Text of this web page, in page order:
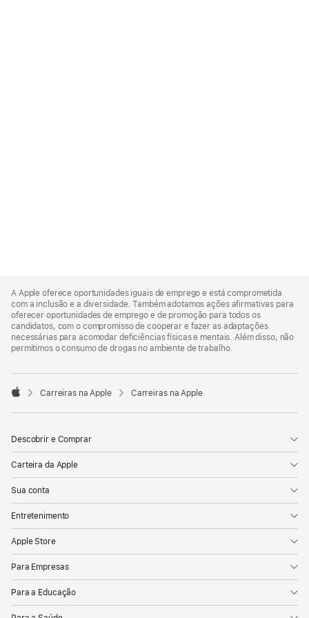
Footer
A Apple oferece oportunidades iguais de emprego e está comprometida
com a inclusão e a diversidade. Também adotamos ações afirmativas para
oferecer oportunidades de emprego e de promoção para todos os
candidatos, com o compromisso de cooperar e fazer as adaptações
necessárias para acomodar deficiências físicas e mentais. Além disso, não
permitimos o consumo de drogas no ambiente de trabalho.

Carreiras na Apple Carreiras na Apple
Descobrir e Comprar
Carteira da Apple
Sua conta
Entretenimento
Apple Store
Para Empresas
Para a Educação